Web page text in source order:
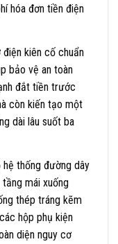
hóa đơn tiền điện
kiên cố chuẩn
bảo vệ an toàn
đắt tiền trước
còn kiến tạo một
dài lâu suốt ba
thống đường dây
mái xuống
thép tráng kẽm
hộp phụ kiện
diện nguy cơ